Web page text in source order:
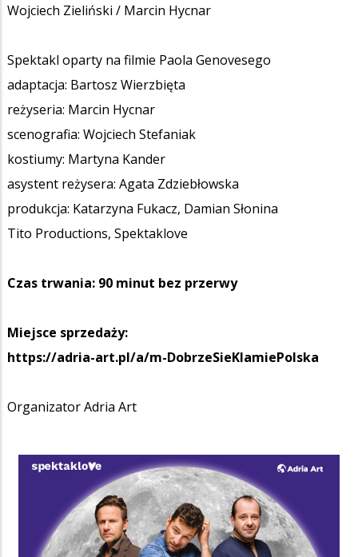
Wojciech Zieliński / Marcin Hycnar
Spektakl oparty na filmie Paola Genovesego
adaptacja: Bartosz Wierzbięta
reżyseria: Marcin Hycnar
scenografia: Wojciech Stefaniak
kostiumy: Martyna Kander
asystent reżysera: Agata Zdziebłowska
produkcja: Katarzyna Fukacz, Damian Słonina
Tito Productions, Spektaklove
Czas trwania: 90 minut bez przerwy
Miejsce sprzedaży:
https://adria-art.pl/a/m-DobrzeSieKlamiePolska
Organizator Adria Art